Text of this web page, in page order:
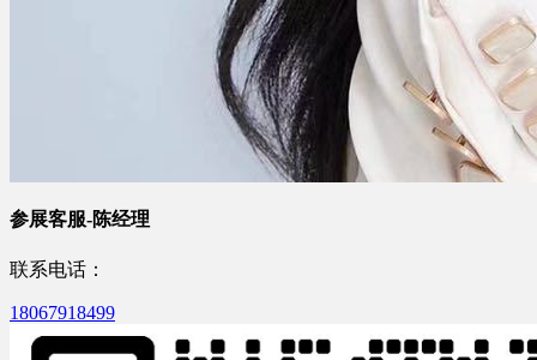
参展客服-陈经理
联系电话：
18067918499